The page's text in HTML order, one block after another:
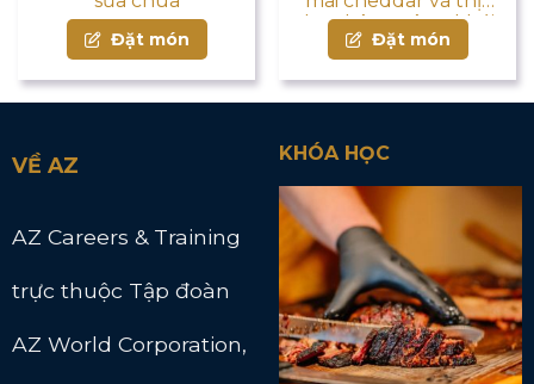
Đặt món
dăm bông xông khói.
Đặt món
VỀ AZ
AZ Careers & Training
trực thuộc Tập đoàn
AZ World Corporation,
KHÓA HỌC